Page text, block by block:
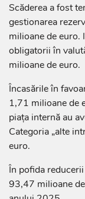
Scăderea a fost
gestionarea
milioane de euro.
obligatorii în
milioane de euro.
Încasările în
1,71 milioane de
piața internă au
Categoria „alte
euro.
În pofida
93,47 milioane